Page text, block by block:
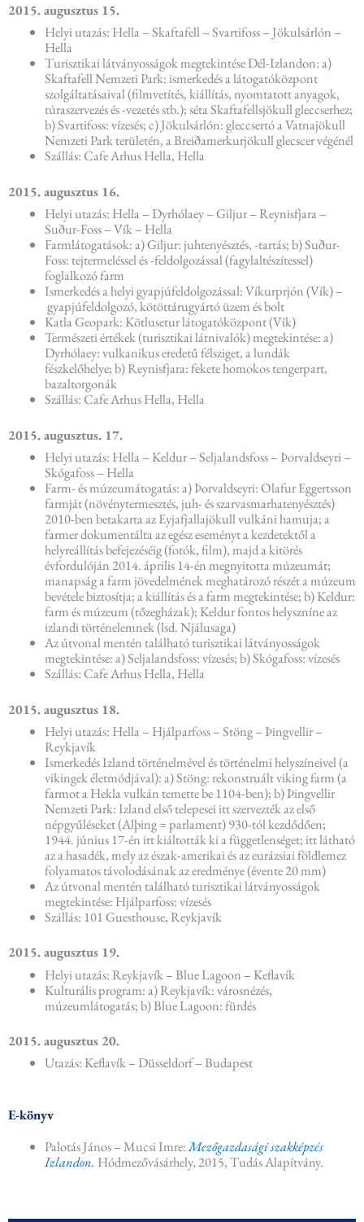
2015. augusztus 15.
Helyi utazás: Hella – Skaftafell – Svartifoss – Jökulsárlón –
Hella
Turisztikai látványosságok megtekintése Dél-Izlandon: a)
Skaftafell Nemzeti Park: ismerkedés a látogatóközpont
szolgáltatásaival (filmvetítés, kiállítás, nyomtatott anyagok,
túraszervezés és -vezetés stb.); séta Skaftafellsjökull gleccserhez;
b) Svartifoss: vízesés; c) Jökulsárlón: gleccsertó a Vatnajökull
Nemzeti Park területén, a Breiðamerkurjökull glecscer végénél
Szállás: Cafe Arhus Hella, Hella
2015. augusztus 16.
Helyi utazás: Hella – Dyrhólaey – Giljur – Reynisfjara –
Suður-Foss – Vík – Hella
Farmlátogatások: a) Giljur: juhtenyésztés, -tartás; b) Suður-
Foss: tejtermeléssel és -feldolgozással (fagylaltészítessel)
foglalkozó farm
Ismerkedés a helyi gyapjúfeldolgozással: Víkurprjón (Vík) –
gyapjúfeldolgozó, kötöttárugyártó üzem és bolt
Katla Geopark: Kötlusetur látogatóközpont (Vík)
Természeti értékek (turisztikai látnivalók) megtekintése: a)
Dyrhólaey: vulkanikus eredetű félsziget, a lundák
fészkelőhelye; b) Reynisfjara: fekete homokos tengerpart,
bazaltorgonák
Szállás: Cafe Arhus Hella, Hella
2015. augusztus. 17.
Helyi utazás: Hella – Keldur – Seljalandsfoss – Þorvaldseyri –
Skógafoss – Hella
Farm- és múzeumátogatás: a) Þorvaldseyri: Olafur Eggertsson
farmját (növénytermesztés, juh- és szarvasmarhatenyésztés)
2010-ben betakarta az Eyjafjallajökull vulkáni hamuja; a
farmer dokumentálta az egész eseményt a kezdetektől a
helyreállítás befejezéséig (fotók, film), majd a kitörés
évfordulóján 2014. április 14-én megnyitotta múzeumát;
manapság a farm jövedelmének meghatározó részét a múzeum
bevétele biztosítja; a kiállítás és a farm megtekintése; b) Keldur:
farm és múzeum (tőzegházak); Keldur fontos helyszníne az
izlandi történelemnek (lsd. Njálusaga)
Az útvonal mentén található turisztikai látványosságok
megtekintése: a) Seljalandsfoss: vízesés; b) Skógafoss: vízesés
Szállás: Cafe Arhus Hella, Hella
2015. augusztus 18.
Helyi utazás: Hella – Hjálparfoss – Stöng – Þingvellir –
Reykjavík
Ismerkedés Izland történelmével és történelmi helyszíneivel (a
vikingek életmódjával): a) Stöng: rekonstruált viking farm (a
farmot a Hekla vulkán temette be 1104-ben); b) Þingvellir
Nemzeti Park: Izland első telepesei itt szervezték az első
népgyűléseket (Alþing = parlament) 930-tól kezdődően;
1944. június 17-én itt kiáltották ki a függetlenséget; itt látható
az a hasadék, mely az észak-amerikai és az eurázsiai földlemez
folyamatos távolodásának az eredménye (évente 20 mm)
Az útvonal mentén található turisztikai látványosságok
megtekintése: Hjálparfoss: vízesés
Szállás: 101 Guesthouse, Reykjavík
2015. augusztus 19.
Helyi utazás: Reykjavík – Blue Lagoon – Keflavík
Kulturális program: a) Reykjavík: városnézés,
múzeumlátogatás; b) Blue Lagoon: fürdés
2015. augusztus 20.
Utazás: Keflavík – Düsseldorf – Budapest
E-könyv
Palotás János – Mucsi Imre:Mezőgazdasági szakképzés
Izlandon. Hódmezővásárhely, 2015, Tudás Alapítvány.